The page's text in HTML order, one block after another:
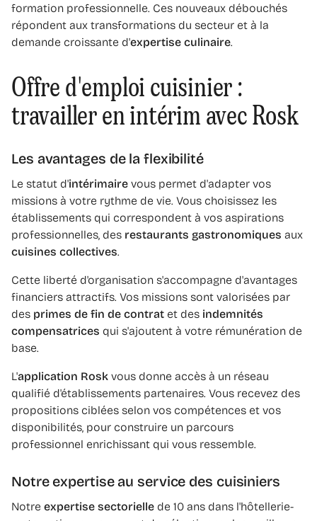
formation professionnelle. Ces nouveaux débouchés
répondent aux transformations du secteur et à la
demande croissante d'expertise culinaire.
Offre d'emploi cuisinier :
travailler en intérim avec Rosk
Les avantages de la flexibilité
Le statut d'intérimaire vous permet d'adapter vos
missions à votre rythme de vie. Vous choisissez les
établissements qui correspondent à vos aspirations
professionnelles, des restaurants gastronomiques aux
cuisines collectives.
Cette liberté d'organisation s'accompagne d'avantages
financiers attractifs. Vos missions sont valorisées par
des primes de fin de contrat et des indemnités
compensatrices qui s'ajoutent à votre rémunération de
base.
L'application Rosk vous donne accès à un réseau
qualifié d'établissements partenaires. Vous recevez des
propositions ciblées selon vos compétences et vos
disponibilités, pour construire un parcours
professionnel enrichissant qui vous ressemble.
Notre expertise au service des cuisiniers
Notre expertise sectorielle de 10 ans dans l'hôtellerie-